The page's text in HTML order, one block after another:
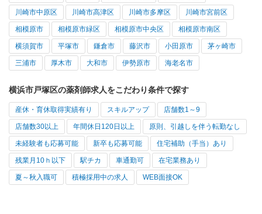
川崎市中原区 川崎市高津区 川崎市多摩区 川崎市宮前区
相模原市 相模原市緑区 相模原市中央区 相模原市南区
横須賀市 平塚市 鎌倉市 藤沢市 小田原市 茅ヶ崎市
三浦市 厚木市 大和市 伊勢原市 海老名市
横浜市戸塚区の薬剤師求人をこだわり条件で探す
産休・育休取得実績有り スキルアップ 店舗数1～9
店舗数30以上 年間休日120日以上 原則、引越しを伴う転勤なし
未経験者も応募可能 新卒も応募可能 住宅補助（手当）あり
残業月10ｈ以下 駅チカ 車通勤可 在宅業務あり
夏～秋入職可 積極採用中の求人 WEB面接OK